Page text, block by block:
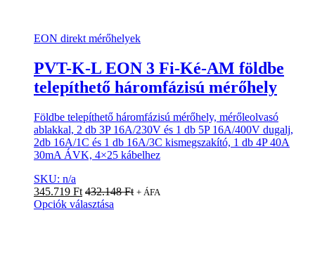
EON direkt mérőhelyek
PVT-K-L EON 3 Fi-Ké-AM földbe
telepíthető háromfázisú mérőhely
Földbe telepíthető háromfázisú mérőhely, mérőleolvasó
ablakkal, 2 db 3P 16A/230V és 1 db 5P 16A/400V dugalj,
2db 16A/1C és 1 db 16A/3C kismegszakító, 1 db 4P 40A
30mA ÁVK, 4×25 kábelhez
SKU: n/a
345.719 Ft 432.148Ft + ÁFA
Opciók választása